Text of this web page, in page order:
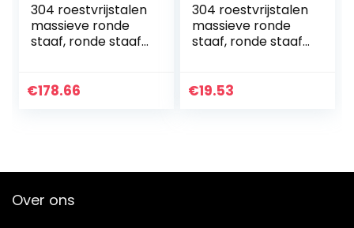
304 roestvrijstalen
massieve ronde
staaf, ronde staaf,
staaf, ronde stalen
€178.66
304 roestvrijstalen
massieve ronde
staaf, ronde staaf,
staaf, ronde stalen
€19.53
Over ons